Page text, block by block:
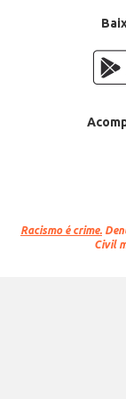
Racismo é crime.
Civil